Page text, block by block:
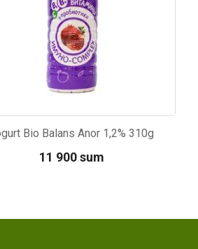
Bio Balans Anor 1,2% 310g
11 900 sum